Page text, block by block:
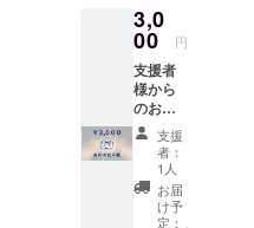
3,0
00 円
支援者
様から
のお気
持ちを
ありが
たく頂
戴し、
御礼の
お手紙
支援
者：
1人
お届
け予
定：